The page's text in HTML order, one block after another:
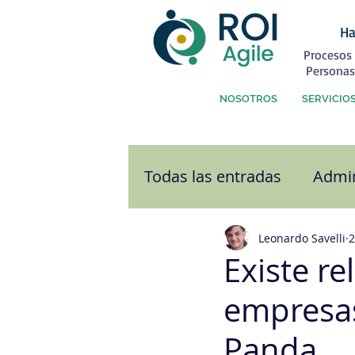
NOSOTROS
Todas las entradas
Atención al Cliente
Comunicación
Existe
Leonardo Savelli